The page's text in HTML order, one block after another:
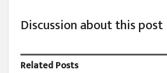
Discussion about this post
RelatedPosts